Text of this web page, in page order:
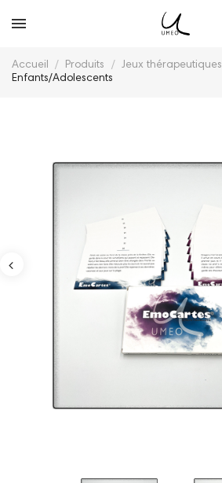
Accueil Produits Jeux thérapeutiques
Enfants/Adolescents